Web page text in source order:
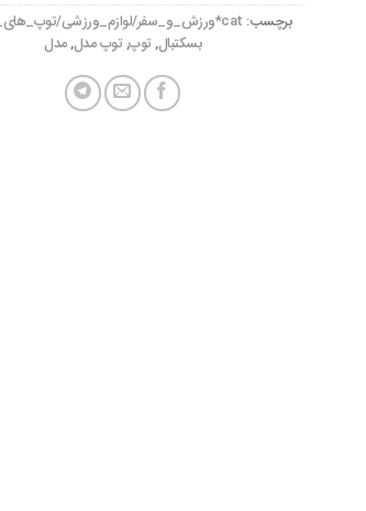
برچسب: cat*ورزش_و_سفر/لوازم_ورزشی/توپ_های_ورزشی
بسکتبال, توپ, توپ مدل,مدل